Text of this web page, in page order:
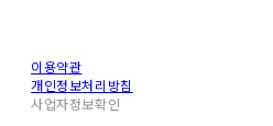
이용약관
개인정보처리방침
사업자정보확인